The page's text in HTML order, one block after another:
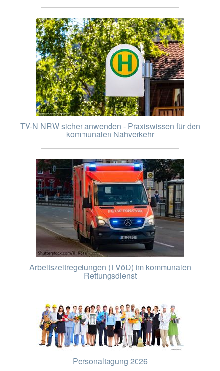
TV-N NRW sicher anwenden - Praxiswissen für den
kommunalen Nahverkehr
Arbeitszeitregelungen (TVöD) im kommunalen
Rettungsdienst
Personaltagung 2026